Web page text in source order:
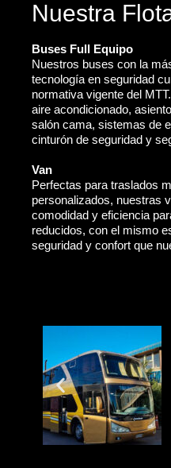
Nuestra
Buses Full Equipo
Nuestros buses con la
tecnología en seguridad
normativa vigente del
aire acondicionado,
salón cama, sistemas de
cinturón de seguridad y
Van
Perfectas para traslados
personalizados, nuestras
comodidad y eficiencia
reducidos, con el mismo
seguridad y confort que